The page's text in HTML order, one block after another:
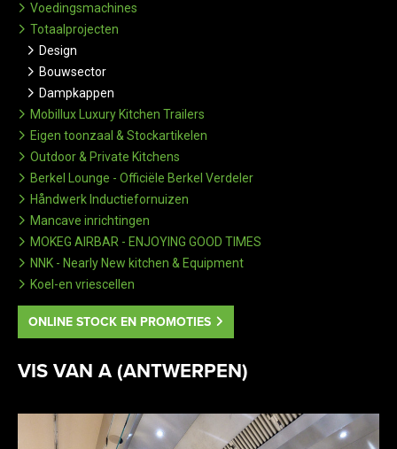
Voedingsmachines
Totaalprojecten
Design
Bouwsector
Dampkappen
Mobillux Luxury Kitchen Trailers
Eigen toonzaal & Stockartikelen
Outdoor & Private Kitchens
Berkel Lounge - Officiële Berkel Verdeler
Håndwerk Inductiefornuizen
Mancave inrichtingen
MOKEG AIRBAR - ENJOYING GOOD TIMES
NNK - Nearly New kitchen & Equipment
Koel-en vriescellen
ONLINE STOCK EN PROMOTIES
VIS VAN A (ANTWERPEN)